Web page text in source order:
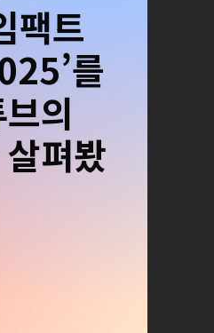
팩트
를
의
펴봤